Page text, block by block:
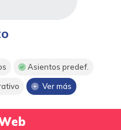
Asientos predef.
Ver más